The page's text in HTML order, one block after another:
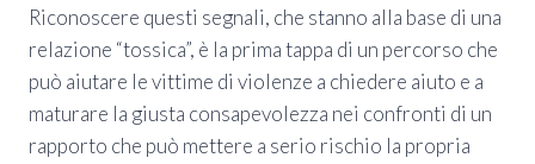
Riconoscere questi segnali, che stanno alla base di una
relazione “tossica”, è la prima tappa di un percorso che
può aiutare le vittime di violenze a chiedere aiuto e a
maturare la giusta consapevolezza nei confronti di un
rapporto che può mettere a serio rischio la propria